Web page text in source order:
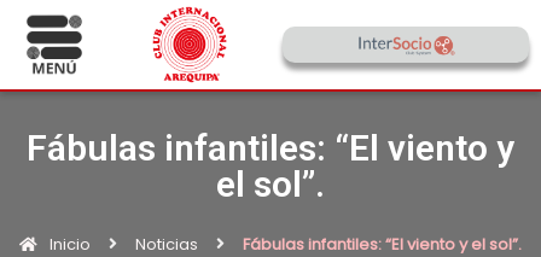
Fábulas infantiles: “El viento y
el sol”.
Inicio Noticias Fábulas infantiles: “El viento y el sol”.